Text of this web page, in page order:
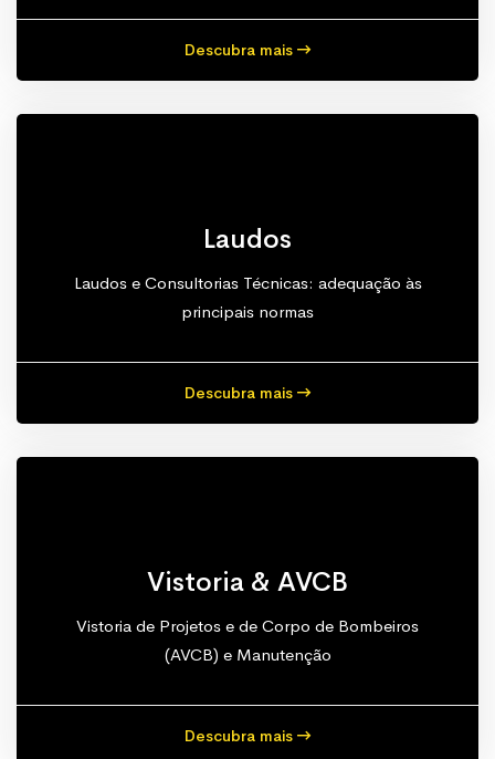
Descubra mais
Laudos
Laudos e Consultorias Técnicas: adequação às
principais normas
Descubra mais
Vistoria & AVCB
Vistoria de Projetos e de Corpo de Bombeiros
(AVCB) e Manutenção
Descubra mais